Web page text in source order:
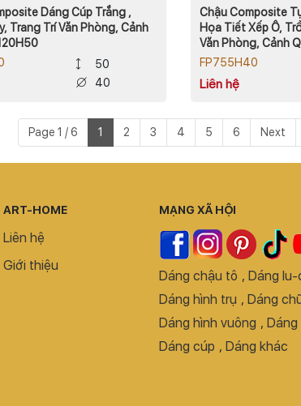
Dáng Cúp Trắng ,
Trang Trí Văn Phòng, Cảnh
50
40
Chậu Composite
Họa Tiết Xếp Ô,
Văn Phòng, Cảnh
FP755H40
Liên hệ
Page 1 / 6 1 2 3 4 5 6 Next
ART-HOME
Liên hệ
Giới thiệu
MẠNG XÃ HỘI
Dáng chậu tô , Dáng lu-
Dáng hình trụ , Dáng
Dáng hình vuông , Dáng
Dáng cúp , Dáng khác